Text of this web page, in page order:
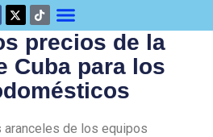
precios de la
Cuba para los
aranceles de los equipos